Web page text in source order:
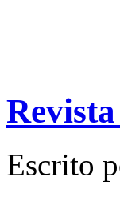
Escrito